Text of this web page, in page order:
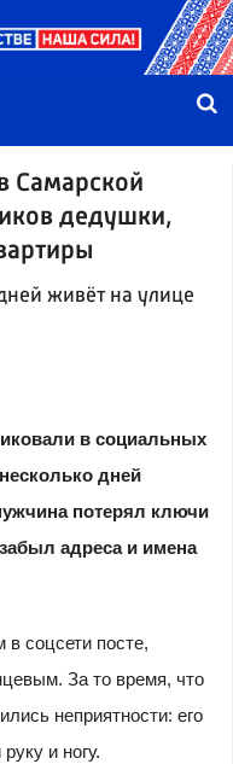
Самарской
дедушки,
живёт на улице
в социальных
дней
потерял ключи
адреса и имена
в соцсети посте,
За то время, что
неприятности: его
и ногу.